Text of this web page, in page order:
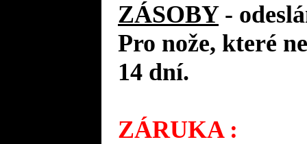
ZÁSOBY -
Pro nože, které
14 dní.
ZÁRUKA :